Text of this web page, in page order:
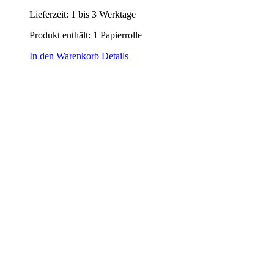
Lieferzeit: 1 bis 3 Werktage
Produkt enthält: 1 Papierrolle
In den Warenkorb Details